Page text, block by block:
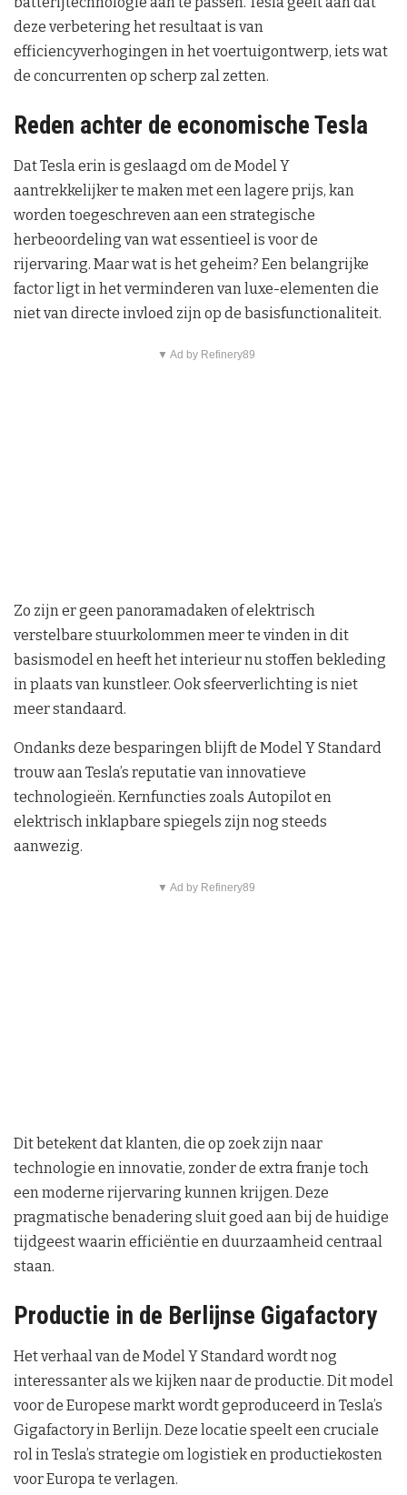
deze verbetering het resultaat is van
efficiencyverhogingen in het voertuigontwerp, iets wat
de concurrenten op scherp zal zetten.
Reden achter de economische Tesla
Dat Tesla erin is geslaagd om de Model Y
aantrekkelijker te maken met een lagere prijs, kan
worden toegeschreven aan een strategische
herbeoordeling van wat essentieel is voor de
rijervaring. Maar wat is het geheim? Een belangrijke
factor ligt in het verminderen van luxe-elementen die
niet van directe invloed zijn op de basisfunctionaliteit.
▼ Ad by Refinery89
Zo zijn er geen panoramadaken of elektrisch
verstelbare stuurkolommen meer te vinden in dit
basismodel en heeft het interieur nu stoffen bekleding
in plaats van kunstleer. Ook sfeerverlichting is niet
meer standaard.
Ondanks deze besparingen blijft de Model Y Standard
trouw aan Tesla’s reputatie van innovatieve
technologieën. Kernfuncties zoals Autopilot en
elektrisch inklapbare spiegels zijn nog steeds
aanwezig.
▼ Ad by Refinery89
Dit betekent dat klanten, die op zoek zijn naar
technologie en innovatie, zonder de extra franje toch
een moderne rijervaring kunnen krijgen. Deze
pragmatische benadering sluit goed aan bij de huidige
tijdgeest waarin efficiëntie en duurzaamheid centraal
staan.
Productie in de Berlijnse Gigafactory
Het verhaal van de Model Y Standard wordt nog
interessanter als we kijken naar de productie. Dit model
voor de Europese markt wordt geproduceerd in Tesla’s
Gigafactory in Berlijn. Deze locatie speelt een cruciale
rol in Tesla’s strategie om logistiek en productiekosten
voor Europa te verlagen.